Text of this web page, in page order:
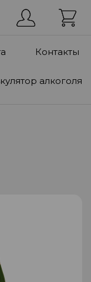
Контакты
алкоголя